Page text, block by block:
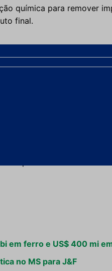
química para remover
final.
do mundo a ter a
A transição
nas atividades de
representa uma
para a chinesa MMG
em ferro e US$ 400 mi
no MS para J&F